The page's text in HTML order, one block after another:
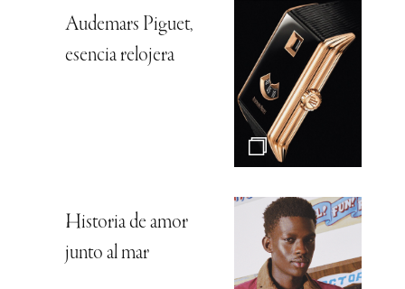
Audemars Piguet,
esencia relojera
Historia de amor
junto al mar